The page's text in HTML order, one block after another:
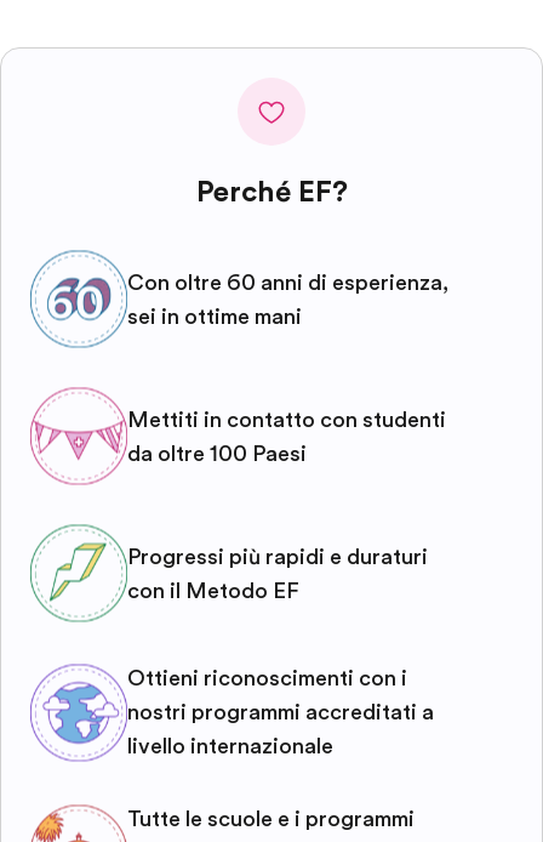
Perché EF?
Con oltre 60 anni di esperienza,
sei in ottime mani
Mettiti in contatto con studenti
da oltre 100 Paesi
Progressi più rapidi e duraturi
con il Metodo EF
Ottieni riconoscimenti con i
nostri programmi accreditati a
livello internazionale
Tutte le scuole e i programmi